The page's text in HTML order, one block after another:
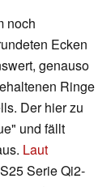
noch
Ecken
genauso
Ringe
Der hier zu
und fällt
Laut
Serie Qi2-